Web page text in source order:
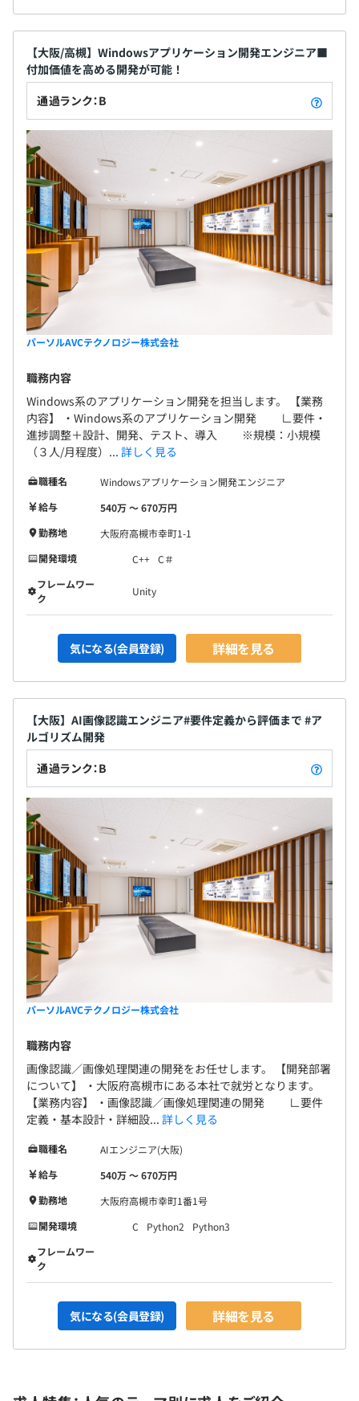
【大阪/高槻】Windowsアプリケーション開発エンジニア■
付加価値を高める開発が可能！
通過ランク：B
パーソルAVCテクノロジー株式会社
職務内容
Windows系のアプリケーション開発を担当します。 【業務
内容】 ・Windows系のアプリケーション開発 ∟要件・
進捗調整＋設計、開発、テスト、導入 ※規模：小規模
（３人/月程度）... 詳しく見る
職種名
Windowsアプリケーション開発エンジニア
給与
540万 〜 670万円
勤務地
大阪府高槻市幸町1-1
開発環境
C++ C＃
フレームワー
ク
Unity
気になる(会員登録) 詳細を見る
【大阪】AI画像認識エンジニア#要件定義から評価まで #ア
ルゴリズム開発
通過ランク：B
パーソルAVCテクノロジー株式会社
職務内容
画像認識／画像処理関連の開発をお任せします。 【開発部署
について】 ・大阪府高槻市にある本社で就労となります。
【業務内容】 ・画像認識／画像処理関連の開発 ∟要件
定義・基本設計・詳細設... 詳しく見る
職種名
AIエンジニア(大阪)
給与
540万 〜 670万円
勤務地
大阪府高槻市幸町1番1号
開発環境
C Python2
Python3
フレームワー
ク
気になる(会員登録) 詳細を見る